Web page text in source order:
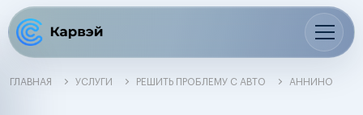
ГЛАВНАЯ УСЛУГИ РЕШИТЬ ПРОБЛЕМУ С АВТО АННИНО